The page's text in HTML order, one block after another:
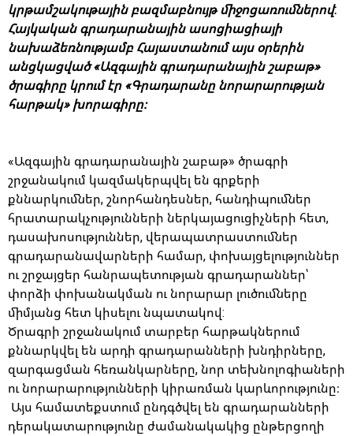
կրթամշակութային բազմաբնույթ միջոցառումներով:
Հայկական գրադարանային ասոցիացիայի
նախաձեռնությամբ Հայաստանում այս օրերին
անցկացված «Ազգային գրադարանային շաբաթ»
ծրագիրը կրում էր «Գրադարանը նորարարության
հարթակ» խորագիրը։
«Ազգային գրադարանային շաբաթ» ծրագրի
շրջանակում կազմակերպվել են գրքերի
քննարկումներ, շնորհանդեսներ, հանդիպումներ
հրատարակչությունների ներկայացուցիչների հետ,
դասախոսություններ, վերապատրաստումներ
գրադարանավարների համար, փոխայցելություններ
ու շրջայցեր հանրապետության գրադարաններ՝
փորձի փոխանակման ու նորարար լուծումները
միմյանց հետ կիսելու նպատակով:
Ծրագրի շրջանակում տարբեր հարթակներում
քննարկվել են արդի գրադարանների խնդիրները,
զարգացման հեռանկարները, նոր տեխնոլոգիաների
ու նորարարությունների կիրառման կարևորությունը։
Այս համատեքստում ընդգծվել են գրադարանների
դերակատարությունը ժամանակակից ընթերցողի